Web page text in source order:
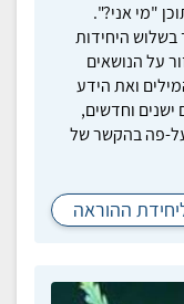
"מי אני?".
בשלוש היחידות
על הנושאים
ואת הידע
ישנים וחדשים,
פה בהקשר של
ההוראה